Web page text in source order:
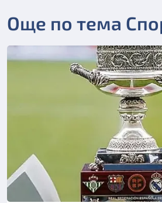
Още по тема
Снимка: X/Twitter